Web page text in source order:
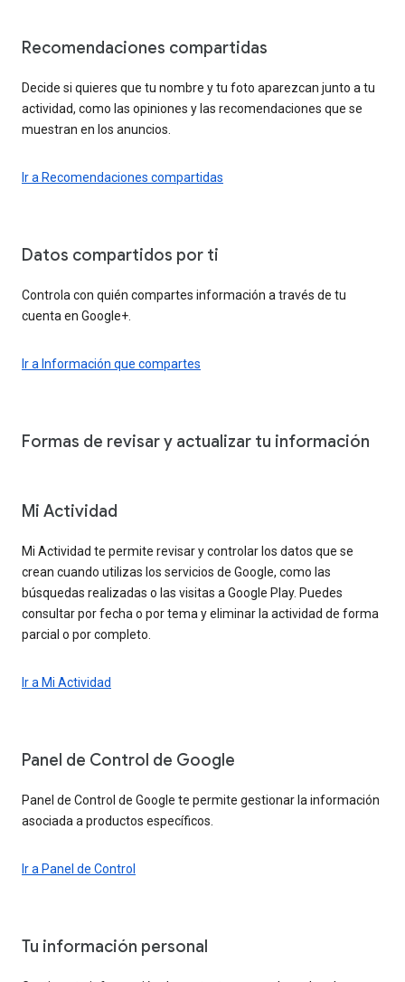
Recomendaciones compartidas
Decide si quieres que tu nombre y tu foto aparezcan junto a tu
actividad, como las opiniones y las recomendaciones que se
muestran en los anuncios.
Ir a Recomendaciones compartidas
Datos compartidos por ti
Controla con quién compartes información a través de tu
cuenta en Google+.
Ir a Información que compartes
Formas de revisar y actualizar tu información
Mi Actividad
Mi Actividad te permite revisar y controlar los datos que se
crean cuando utilizas los servicios de Google, como las
búsquedas realizadas o las visitas a Google Play. Puedes
consultar por fecha o por tema y eliminar la actividad de forma
parcial o por completo.
Ir a Mi Actividad
Panel de Control de Google
Panel de Control de Google te permite gestionar la información
asociada a productos específicos.
Ir a Panel de Control
Tu información personal